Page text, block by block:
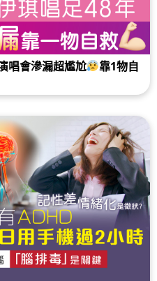
唱會滲漏超尷尬
靠1物自